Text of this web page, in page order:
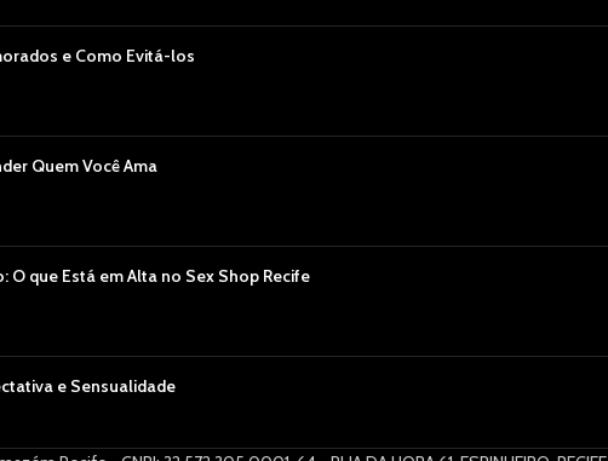
e Como Evitá-los
Quem Você Ama
que Está em Alta no Sex Shop Recife
e Sensualidade